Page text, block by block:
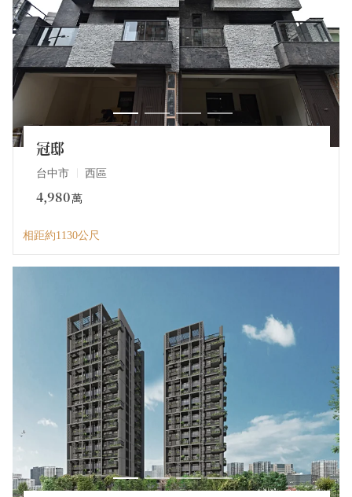
冠邸
台中市 西區
4,980萬
相距約1130公尺